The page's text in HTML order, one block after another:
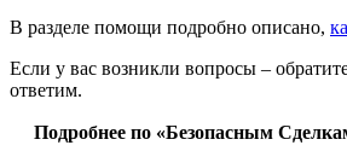
В разделе помощи подробно описано,
Если у вас возникли вопросы –
ответим.
Подробнее по «Безопасным